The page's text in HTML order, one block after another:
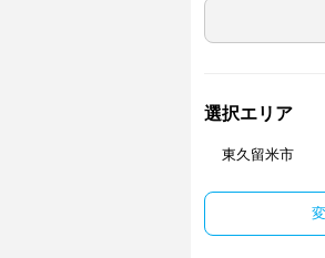
選択エリア
東久留米市